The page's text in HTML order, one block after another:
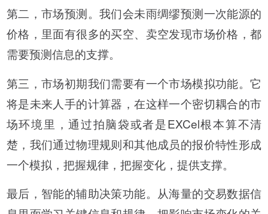
第二，市场预测。我们会未雨绸缪预测一次能源的
价格，里面有很多的买空、卖空发现市场价格，都
需要预测信息的支撑。
第三，市场初期我们需要有一个市场模拟功能。它
将是未来人手的计算器，在这样一个密切耦合的市
场环境里，通过拍脑袋或者是EXCel根本算不清
楚，我们通过物理规则和其他成员的报价特性形成
一个模拟，把握规律，把握变化，提供支撑。
最后，智能的辅助决策功能。从海量的交易数据信